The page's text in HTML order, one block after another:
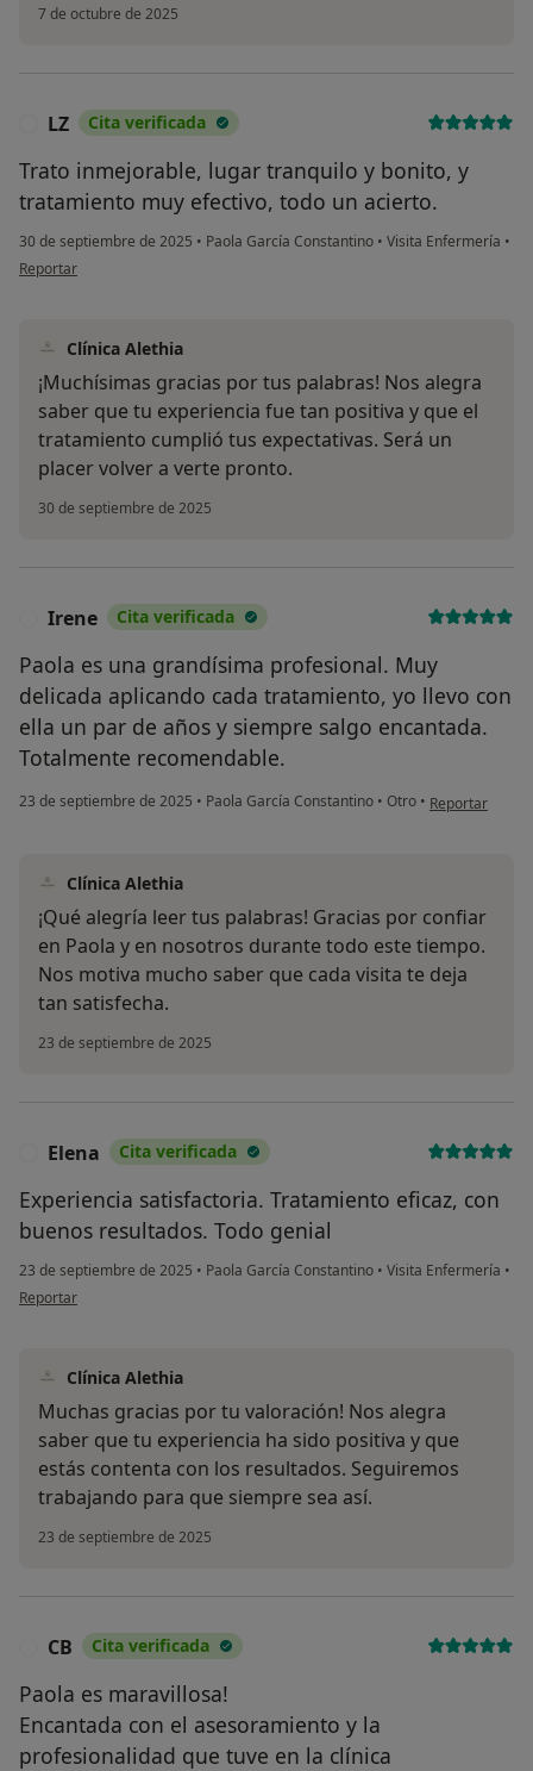
7 de octubre de 2025
LZ Cita verificada
Trato inmejorable, lugar tranquilo y bonito, y
tratamiento muy efectivo, todo un acierto.
30 de septiembre de 2025 • Paola García Constantino • Visita Enfermería •
en opinión del usuario LZ
Reportar
Clínica Alethia
¡Muchísimas gracias por tus palabras! Nos alegra
saber que tu experiencia fue tan positiva y que el
tratamiento cumplió tus expectativas. Será un
placer volver a verte pronto.
30 de septiembre de 2025
Irene Cita verificada
Paola es una grandísima profesional. Muy
delicada aplicando cada tratamiento, yo llevo con
ella un par de años y siempre salgo encantada.
Totalmente recomendable.
23 de septiembre de 2025 • Paola García Constantino • Otro • en opinión del
Reportar
Clínica Alethia
¡Qué alegría leer tus palabras! Gracias por confiar
en Paola y en nosotros durante todo este tiempo.
Nos motiva mucho saber que cada visita te deja
tan satisfecha.
23 de septiembre de 2025
Elena Cita verificada
Experiencia satisfactoria. Tratamiento eficaz, con
buenos resultados. Todo genial
23 de septiembre de 2025 • Paola García Constantino • Visita Enfermería •
en opinión del usuario Elena
Reportar
Clínica Alethia
Muchas gracias por tu valoración! Nos alegra
saber que tu experiencia ha sido positiva y que
estás contenta con los resultados. Seguiremos
trabajando para que siempre sea así.
23 de septiembre de 2025
CB Cita verificada
Paola es maravillosa!
Encantada con el asesoramiento y la
profesionalidad que tuve en la clínica
¿Alguna vez has usado una app
sobre un tema emocional o
No, pero lo consideraría
No, y no confío en ello